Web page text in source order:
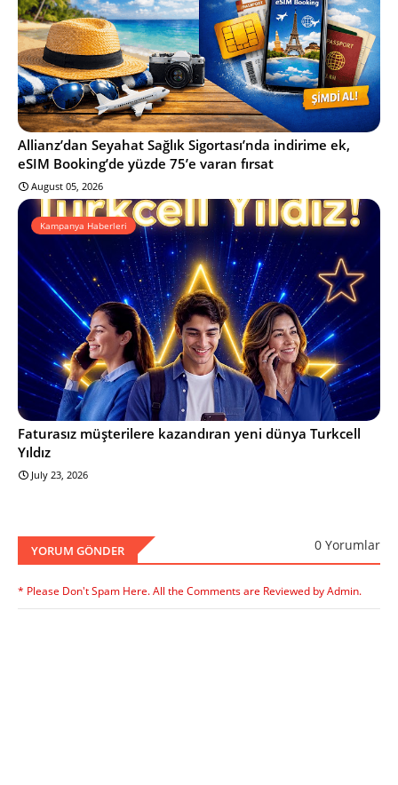
Allianz’dan Seyahat Sağlık Sigortası’nda indirime ek,
eSIM Booking’de yüzde 75’e varan fırsat
August 05, 2026
Kampanya Haberleri
Faturasız müşterilere kazandıran yeni dünya Turkcell
Yıldız
July 23, 2026
YORUM GÖNDER 0 Yorumlar
* Please Don't Spam Here. All the Comments are Reviewed by Admin.